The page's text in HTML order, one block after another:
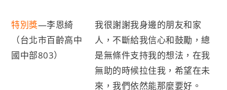
特別獎—李恩綺
（台北市百齡高中
國中部803）
我很謝謝我身邊的朋友和家
人，不斷給我信心和鼓勵，總
是無條件支持我的想法，在我
無助的時候拉住我，希望在未
來，我們依然能那麼要好。